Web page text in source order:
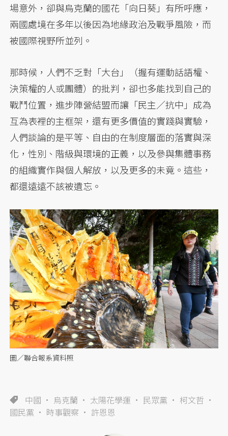
場意外，卻與烏克蘭的國花「向日葵」有所呼應，
兩國處境在多年以後因為地緣政治及戰爭風險，而
被國際視野所並列。
那時候，人們不乏對「大台」（握有運動話語權、
決策權的人或團體）的批判，卻也多能找到自己的
戰鬥位置，進步陣營結盟而讓「民主／抗中」成為
互為表裡的主框架，還有更多價值的實踐與實驗，
人們談論的是平等、自由的在制度層面的落實與深
化，性別、階級與環境的正義，以及參與集體事務
的組織實作與個人解放，以及更多的未竟。這些，
都還遠遠不該被遺忘。
圖／聯合報系資料照
中國 烏克蘭 太陽花學運 民眾黨
柯文哲
國民黨
時事觀察 許恩恩